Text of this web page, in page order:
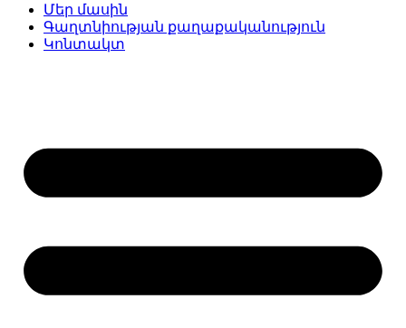
Մեր մասին
Գաղտնիության քաղաքականություն
Կոնտակտ